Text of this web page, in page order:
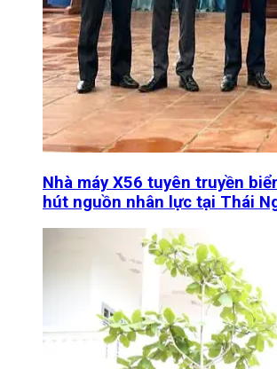
Nhà máy X56 tuyên truyền
hút nguồn nhân lực tại Thái